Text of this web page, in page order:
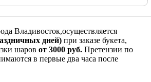
Владивосток,осуществляется
дней) при заказе букета,
шаров от 3000 руб. Претензии по
в первые два часа после